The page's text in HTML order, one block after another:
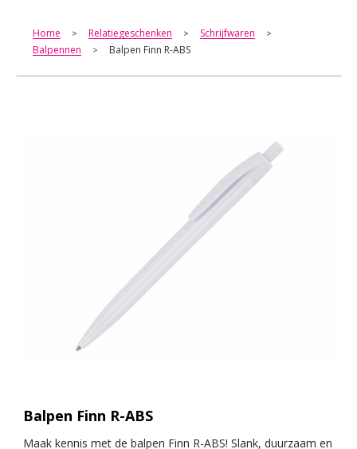
Home > Relatiegeschenken > Schrijfwaren >
Balpennen > Balpen Finn R-ABS
Balpen Finn R-ABS
Maak kennis met de balpen Finn R-ABS! Slank, duurzaam en